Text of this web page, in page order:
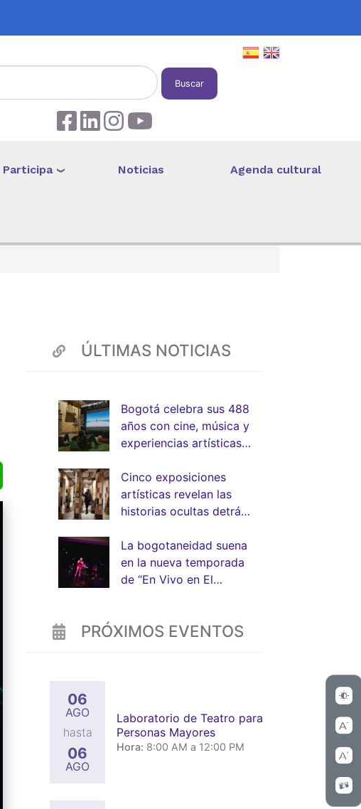
Buscar
Participa Noticias Agenda cultural
WhatsApp
ÚLTIMAS NOTICIAS
Bogotá celebra sus 488
años con cine, música y
experiencias artísticas
Cinco exposiciones
artísticas revelan las
historias ocultas detrás
Bogotá
La bogotaneidad suena
en la nueva temporada
de “En Vivo en El
PRÓXIMOS EVENTOS
06
AGO
hasta
06
AGO
Laboratorio de Teatro para
Personas Mayores
Hora: 8:00 AM a 12:00 PM